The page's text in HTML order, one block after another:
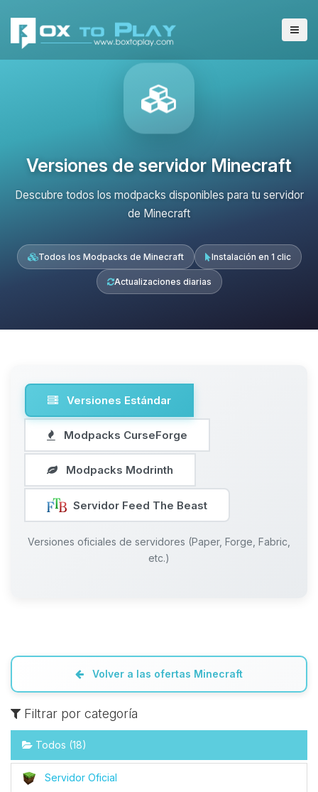
Versiones de servidor Minecraft
Descubre todos los modpacks disponibles para tu servidor
de Minecraft
Todos los Modpacks de Minecraft Instalación en 1 clic
Actualizaciones diarias
Versiones Estándar
Modpacks CurseForge
Modpacks Modrinth
Servidor Feed The Beast
Versiones oficiales de servidores (Paper, Forge, Fabric,
etc.)
Volver a las ofertas Minecraft
Filtrar por categoría
Todos (18)
Servidor Oficial